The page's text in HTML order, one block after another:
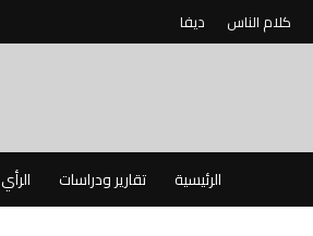
كلام الناس ديفا
الرئيسية تقارير ودراسات الرأي